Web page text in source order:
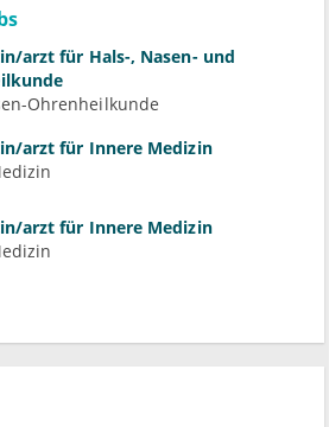
arzt für Hals-, Nasen- und
Ohrenheilkunde
arzt für Innere Medizin
arzt für Innere Medizin